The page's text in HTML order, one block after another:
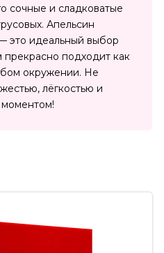
сочные и сладковатые
Апельсин
это идеальный выбор
подходит как
окружении. Не
лёгкостью и